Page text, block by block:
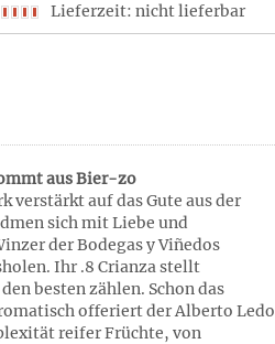
Lieferzeit: nicht lieferbar
aus Bier-zo
verstärkt auf das Gute aus der
sich mit Liebe und
der Bodegas y Viñedos
Ihr .8 Crianza stellt
besten zählen. Schon das
offeriert der Alberto Ledo
reifer Früchte, von